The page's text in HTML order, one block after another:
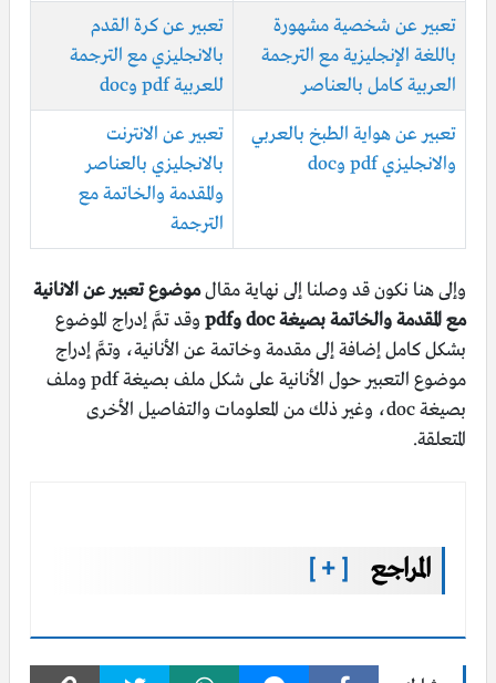
تعبير عن شخصية مشهورة
باللغة الإنجليزية مع الترجمة
العربية كامل بالعناصر
تعبير عن كرة القدم
بالانجليزي مع الترجمة
للعربية pdf وdoc
تعبير عن هواية الطبخ بالعربي
والانجليزي pdf وdoc
تعبير عن الانترنت
بالانجليزي بالعناصر
والمقدمة والخاتمة مع
الترجمة
وإلى هنا نكون قد وصلنا إلى نهاية مقالموضوع تعبير عن الانانية
مع المقدمة والخاتمة بصيغة doc وpdf
وقد تمَّ إدراج الموضوع
بشكل كامل إضافة إلى مقدمة وخاتمة عن الأنانية، وتمَّ إدراج
موضوع التعبير حول الأنانية على شكل ملف بصيغة pdf وملف
بصيغة doc، وغير ذلك من المعلومات والتفاصيل الأخرى
المتعلقة.
المراجع [ + ]